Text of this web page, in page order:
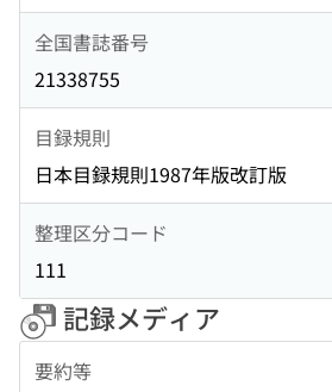
全国書誌番号
21338755
目録規則
日本目録規則1987年版改訂版
整理区分コード
111
記録メディア
要約等